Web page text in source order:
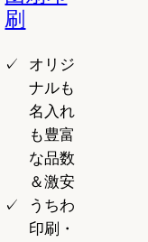
刷
オリジ
ナルも
名入れ
も豊富
な品数
＆激安
うちわ
印刷・